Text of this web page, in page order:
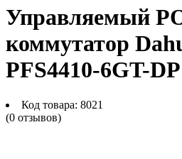
Управляемый
коммутатор
PFS4410-6GT-DP
Код товара: 8021
(0 отзывов)